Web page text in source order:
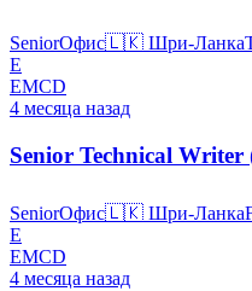
SeniorОфис🇱🇰 Шри-Ланка
E
EMCD
4 месяца назад
Senior Technical Writer
SeniorОфис🇱🇰 Шри-Ланка
E
EMCD
4 месяца назад